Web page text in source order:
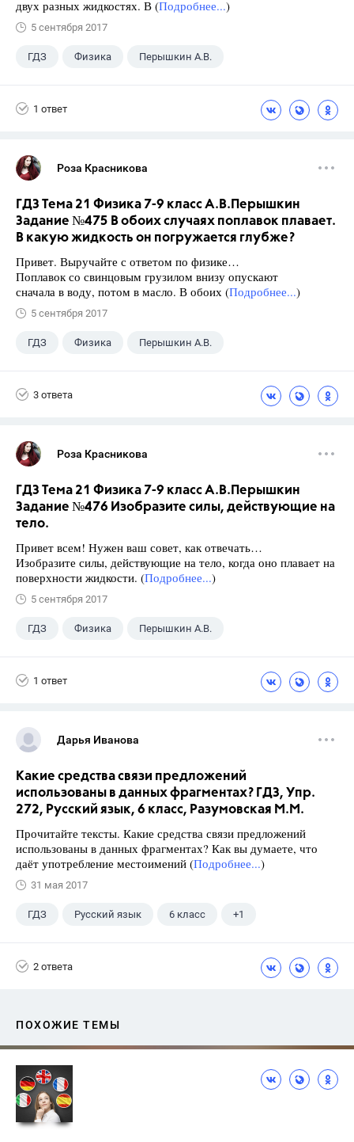
двух разных жидкостях. В (Подробнее...)
5 сентября 2017
ГДЗ Физика Перышкин А.В.
1 ответ
Роза Красникова
ГДЗ Тема 21 Физика 7-9 класс А.В.Перышкин
Задание №475 В обоих случаях поплавок плавает.
В какую жидкость он погружается глубже?
Привет. Выручайте с ответом по физике…
Поплавок со свинцовым грузилом внизу опускают
сначала в воду, потом в масло. В обоих (Подробнее...)
5 сентября 2017
ГДЗ Физика Перышкин А.В.
3 ответа
Роза Красникова
ГДЗ Тема 21 Физика 7-9 класс А.В.Перышкин
Задание №476 Изобразите силы, действующие на
тело.
Привет всем! Нужен ваш совет, как отвечать…
Изобразите силы, действующие на тело, когда оно плавает на
поверхности жидкости. (Подробнее...)
5 сентября 2017
ГДЗ Физика Перышкин А.В.
1 ответ
Дарья Иванова
Какие средства связи предложений
использованы в данных фрагментах? ГДЗ, Упр.
272, Русский язык, 6 класс, Разумовская М.М.
Прочитайте тексты. Какие средства связи предложений
использованы в данных фрагментах? Как вы думаете, что
даёт употребление местоимений (Подробнее...)
31 мая 2017
ГДЗ Русский язык 6 класс +1
2 ответа
ПОХОЖИЕ ТЕМЫ